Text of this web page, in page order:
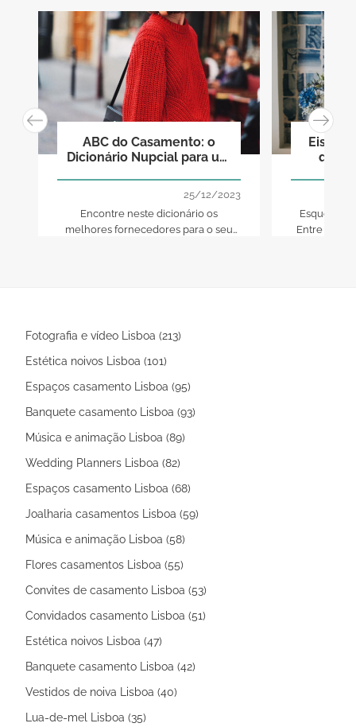
ABC do Casamento: o
Dicionário Nupcial para um
25/12/2023
Encontre neste dicionário os
melhores fornecedores para o seu
Eis os
que
Esqueça o
Entre no
Fotografia e vídeo Lisboa (213)
Estética noivos Lisboa (101)
Espaços casamento Lisboa (95)
Banquete casamento Lisboa (93)
Música e animação Lisboa (89)
Wedding Planners Lisboa (82)
Espaços casamento Lisboa (68)
Joalharia casamentos Lisboa (59)
Música e animação Lisboa (58)
Flores casamentos Lisboa (55)
Convites de casamento Lisboa (53)
Convidados casamento Lisboa (51)
Estética noivos Lisboa (47)
Banquete casamento Lisboa (42)
Vestidos de noiva Lisboa (40)
Lua-de-mel Lisboa (35)